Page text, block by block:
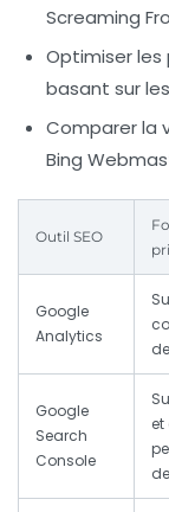
Screaming
Optimiser
basant sur
Comparer la
Bing
Outil SEO
Google
Analytics
Google
Search
Console
et